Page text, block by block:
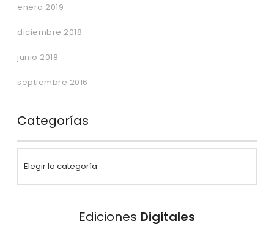
enero 2019
diciembre 2018
junio 2018
septiembre 2016
Categorías
Ediciones Digitales